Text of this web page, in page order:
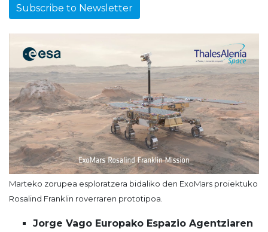
Subscribe to Newsletter
Marteko zorupea esploratzera bidaliko den ExoMars proiektuko
Rosalind Franklin roverraren prototipoa.
Jorge Vago Europako Espazio Agentziaren